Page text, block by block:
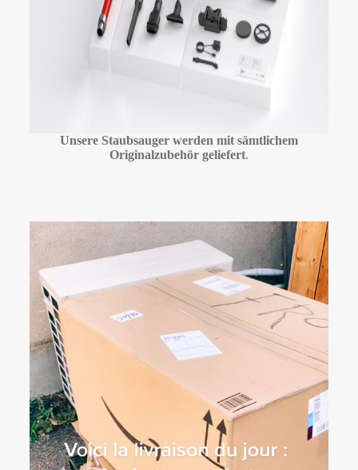
Unsere Staubsauger werden mit sämtlichem
Originalzubehör geliefert.